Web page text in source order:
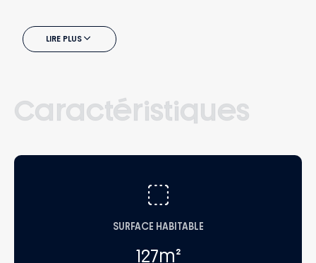
LIRE PLUS
Caractéristiques
SURFACE HABITABLE
127m²